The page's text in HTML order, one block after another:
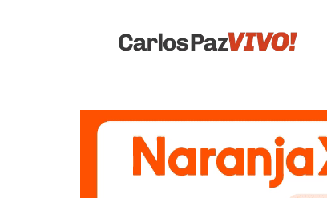
Vivo